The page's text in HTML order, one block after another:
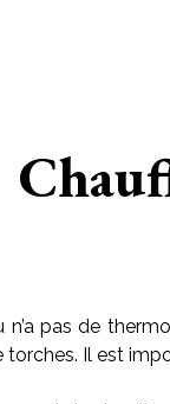
n’a pas de
Il est